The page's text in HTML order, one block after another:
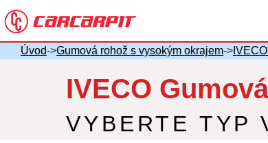
Úvod->Gumová rohož s vysokým okrajem->
IVECO
VYBERTE TYP